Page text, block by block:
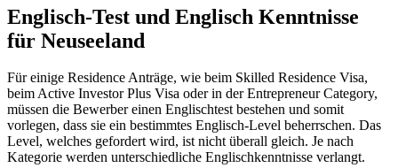
Englisch-Test und Englisch Kenntnisse
für Neuseeland
Für einige Residence Anträge, wie beim Skilled Residence Visa,
beim Active Investor Plus Visa oder in der Entrepreneur Category,
müssen die Bewerber einen Englischtest bestehen und somit
vorlegen, dass sie ein bestimmtes Englisch-Level beherrschen. Das
Level, welches gefordert wird, ist nicht überall gleich. Je nach
Kategorie werden unterschiedliche Englischkenntnisse verlangt.